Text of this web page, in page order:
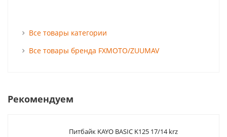
Все товары категории
Все товары бренда FXMOTO/ZUUMAV
Рекомендуем
Питбайк KAYO BASIC K125 17/14 krz